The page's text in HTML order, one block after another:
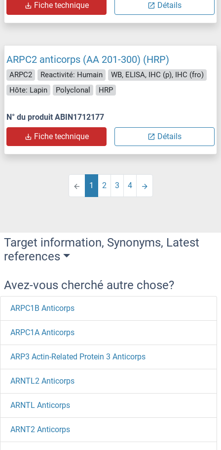
Fiche technique Détails
ARPC2 anticorps (AA 201-300) (HRP)
ARPC2 Reactivité: Humain
WB, ELISA, IHC (p), IHC (fro)
Hôte: Lapin
Polyclonal HRP
N° du produit ABIN1712177
Fiche technique Détails
1 2 3 4
Target information, Synonyms, Latest
references
Avez-vous cherché autre chose?
ARPC1B Anticorps
ARPC1A Anticorps
ARP3 Actin-Related Protein 3 Anticorps
ARNTL2 Anticorps
ARNTL Anticorps
ARNT2 Anticorps